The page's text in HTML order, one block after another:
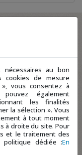
nécessaires au bon
cookies de mesure
», vous consentez à
également
les finalités
la sélection ». Vous
à tout moment
à droite du site. Pour
et le traitement des
politique dédiée :En